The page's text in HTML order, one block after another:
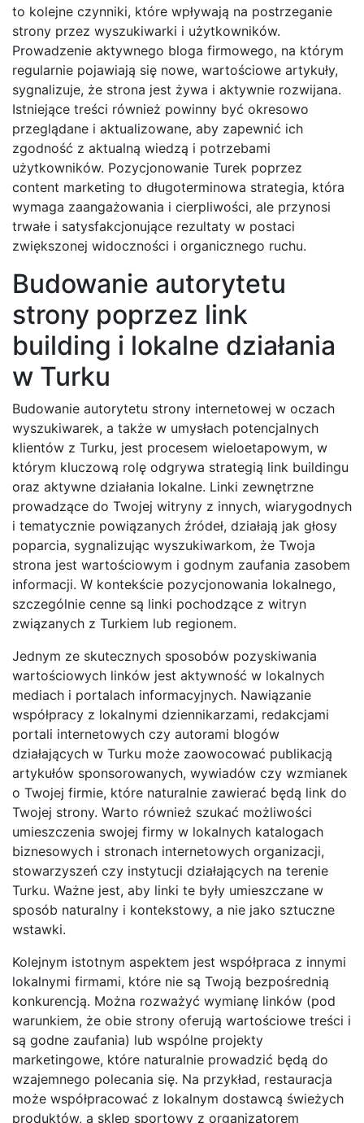
to kolejne czynniki, które wpływają na postrzeganie
strony przez wyszukiwarki i użytkowników.
Prowadzenie aktywnego bloga firmowego, na którym
regularnie pojawiają się nowe, wartościowe artykuły,
sygnalizuje, że strona jest żywa i aktywnie rozwijana.
Istniejące treści również powinny być okresowo
przeglądane i aktualizowane, aby zapewnić ich
zgodność z aktualną wiedzą i potrzebami
użytkowników. Pozycjonowanie Turek poprzez
content marketing to długoterminowa strategia, która
wymaga zaangażowania i cierpliwości, ale przynosi
trwałe i satysfakcjonujące rezultaty w postaci
zwiększonej widoczności i organicznego ruchu.
Budowanie autorytetu
strony poprzez link
building i lokalne działania
w Turku
Budowanie autorytetu strony internetowej w oczach
wyszukiwarek, a także w umysłach potencjalnych
klientów z Turku, jest procesem wieloetapowym, w
którym kluczową rolę odgrywa strategią link buildingu
oraz aktywne działania lokalne. Linki zewnętrzne
prowadzące do Twojej witryny z innych, wiarygodnych
i tematycznie powiązanych źródeł, działają jak głosy
poparcia, sygnalizując wyszukiwarkom, że Twoja
strona jest wartościowym i godnym zaufania zasobem
informacji. W kontekście pozycjonowania lokalnego,
szczególnie cenne są linki pochodzące z witryn
związanych z Turkiem lub regionem.
Jednym ze skutecznych sposobów pozyskiwania
wartościowych linków jest aktywność w lokalnych
mediach i portalach informacyjnych. Nawiązanie
współpracy z lokalnymi dziennikarzami, redakcjami
portali internetowych czy autorami blogów
działających w Turku może zaowocować publikacją
artykułów sponsorowanych, wywiadów czy wzmianek
o Twojej firmie, które naturalnie zawierać będą link do
Twojej strony. Warto również szukać możliwości
umieszczenia swojej firmy w lokalnych katalogach
biznesowych i stronach internetowych organizacji,
stowarzyszeń czy instytucji działających na terenie
Turku. Ważne jest, aby linki te były umieszczane w
sposób naturalny i kontekstowy, a nie jako sztuczne
wstawki.
Kolejnym istotnym aspektem jest współpraca z innymi
lokalnymi firmami, które nie są Twoją bezpośrednią
konkurencją. Można rozważyć wymianę linków (pod
warunkiem, że obie strony oferują wartościowe treści i
są godne zaufania) lub wspólne projekty
marketingowe, które naturalnie prowadzić będą do
wzajemnego polecania się. Na przykład, restauracja
może współpracować z lokalnym dostawcą świeżych
produktów, a sklep sportowy z organizatorem